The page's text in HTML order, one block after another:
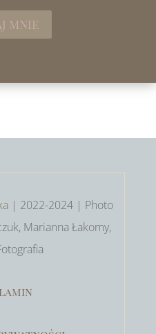
mnie
| 2022-2024 | Photo
Marianna Łakomy,